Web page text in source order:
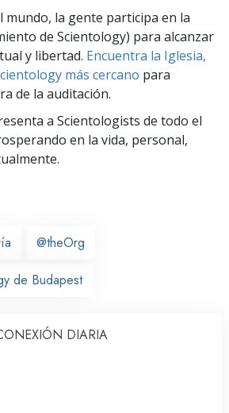
mundo, la gente participa en la
de Scientology) para alcanzar
y libertad. Encuentra la Iglesia,
más cercano para
de la auditación.
a Scientologists de todo el
en la vida, personal,
@theOrg
de Budapest
DIARIA